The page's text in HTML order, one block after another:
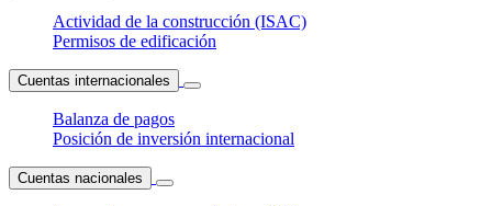
Actividad de la construcción (ISAC)
Permisos de edificación
Cuentas internacionales
Balanza de pagos
Posición de inversión internacional
Cuentas nacionales